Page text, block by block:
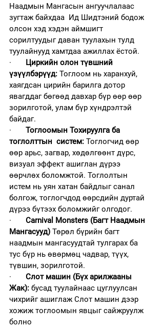
Наадмын Мангасын ангуучлалаас
зугтаж байхдаа  Ид Шидтэний бодож
олсон хэд хэдэн аймшигт
сорилтуудыг даван туулахын тулд
туулайнууд хамтдаа ажиллах ёстой.
· Циркийн олон түвшний
үзүүлбэрүүд: Тоглоом нь харанхуй,
хаягдсан цирийн барилга дотор
явагддаг бөгөөд давхар бүр өөр өөр
зорилготой, улам бүр хүндрэлтэй
байдаг.
· Тоглоомын Тохируулга ба
тоглолттын  систем: Тоглогчид өөр
өөр арьс, загвар, хөдөлгөөнт дүрс,
визуал эффект ашиглан дүрээ
өөрчлөх боломжтой. Тоглолтын
истем нь уян хатан байдлыг санал
болгож, тоглогчдод өөрсдийн дуртай
дүрээ бүтээх боломжийг олгодог.
· Carnival Monsters (Багт Наадмын
Мангасууд) Төрөл бүрийн багт
наадмын мангасуудтай тулгарах ба
тус бүр нь өвөрмөц чадвар, түүх,
түвшин, зорилготой.
· Слот машин (Бүх арилжааны
Жак): бусад туулайнаас цуглуулсан
чихрийг ашиглаж Слот машин дээр
хожиж тоглоомын явцыг сайжруулж
болно